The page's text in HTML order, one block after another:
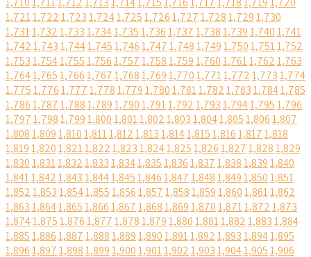
1,7211,7221,7231,7241,7251,7261,7271,7281,7291,730
1,7311,7321,7331,7341,7351,7361,7371,7381,7391,7401,741
1,7421,7431,7441,7451,7461,7471,7481,7491,7501,7511,752
1,7531,7541,7551,7561,7571,7581,7591,7601,7611,7621,763
1,7641,7651,7661,7671,7681,7691,7701,7711,7721,7731,774
1,7751,7761,7771,7781,7791,7801,7811,7821,7831,7841,785
1,7861,7871,7881,7891,7901,7911,7921,7931,7941,7951,796
1,7971,7981,7991,8001,8011,8021,8031,8041,8051,8061,807
1,8081,8091,8101,8111,8121,8131,8141,8151,8161,8171,818
1,8191,8201,8211,8221,8231,8241,8251,8261,8271,8281,829
1,8301,8311,8321,8331,8341,8351,8361,8371,8381,8391,840
1,8411,8421,8431,8441,8451,8461,8471,8481,8491,8501,851
1,8521,8531,8541,8551,8561,8571,8581,8591,8601,8611,862
1,8631,8641,8651,8661,8671,8681,8691,8701,8711,8721,873
1,8741,8751,8761,8771,8781,8791,8801,8811,8821,8831,884
1,8851,8861,8871,8881,8891,8901,8911,8921,8931,8941,895
1,8961,8971,8981,8991,9001,9011,9021,9031,9041,9051,906